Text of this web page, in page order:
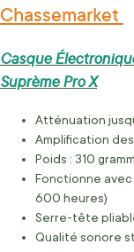
Chassemarket
Casque
Suprème Pro X
Atténuation
Amplification
Poids : 310
Fonctionne
600 heures)
Serre-tête
Qualité sonore